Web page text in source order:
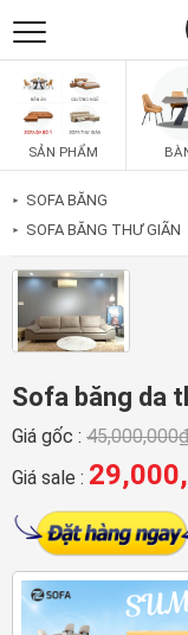
SẢN PHẨM
SOFAS
PHÒNG ĂN
PHÒNG NGỦ
PHÒNG KHÁCH
SẢN PHẨM
► SOFA BĂNG
► SOFA BĂNG THƯ GIÃN
Sofa băng da
Giá gốc : 45,000,000₫
Giá sale :